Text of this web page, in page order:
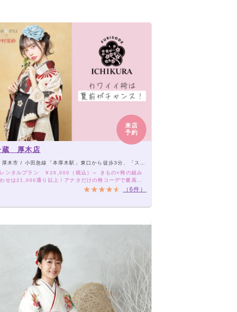
来店
予約
蔵 厚木店
厚木市 / 小田急線「本厚木駅」東口から徒歩3分、「スリーエスホテル厚木」目の前
ンタルプラン ￥20,000（税込）～ きもの×袴の組み
せは21,000通り以上！アナタだけの袴コーデで最高の
（6件）